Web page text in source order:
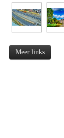
Meer links